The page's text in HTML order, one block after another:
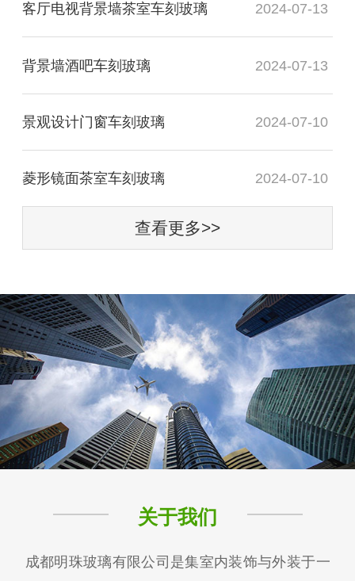
客厅电视背景墙茶室车刻玻璃 2024-07-13
背景墙酒吧车刻玻璃 2024-07-13
景观设计门窗车刻玻璃 2024-07-10
菱形镜面茶室车刻玻璃 2024-07-10
查看更多>>
关于我们
成都明珠玻璃有限公司是集室内装饰与外装于一